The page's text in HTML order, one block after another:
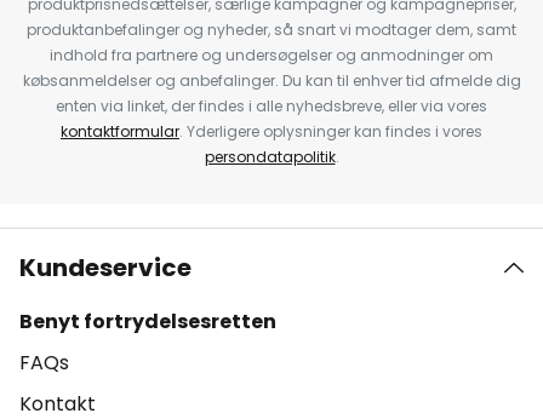
produktprisnedsættelser, særlige kampagner og kampagnepriser,
produktanbefalinger og nyheder, så snart vi modtager dem, samt
indhold fra partnere og undersøgelser og anmodninger om
købsanmeldelser og anbefalinger. Du kan til enhver tid afmelde dig
enten via linket, der findes i alle nyhedsbreve, eller via vores
kontaktformular. Yderligere oplysninger kan findes i vores
persondatapolitik.
Kundeservice
Benyt fortrydelsesretten
FAQs
Kontakt